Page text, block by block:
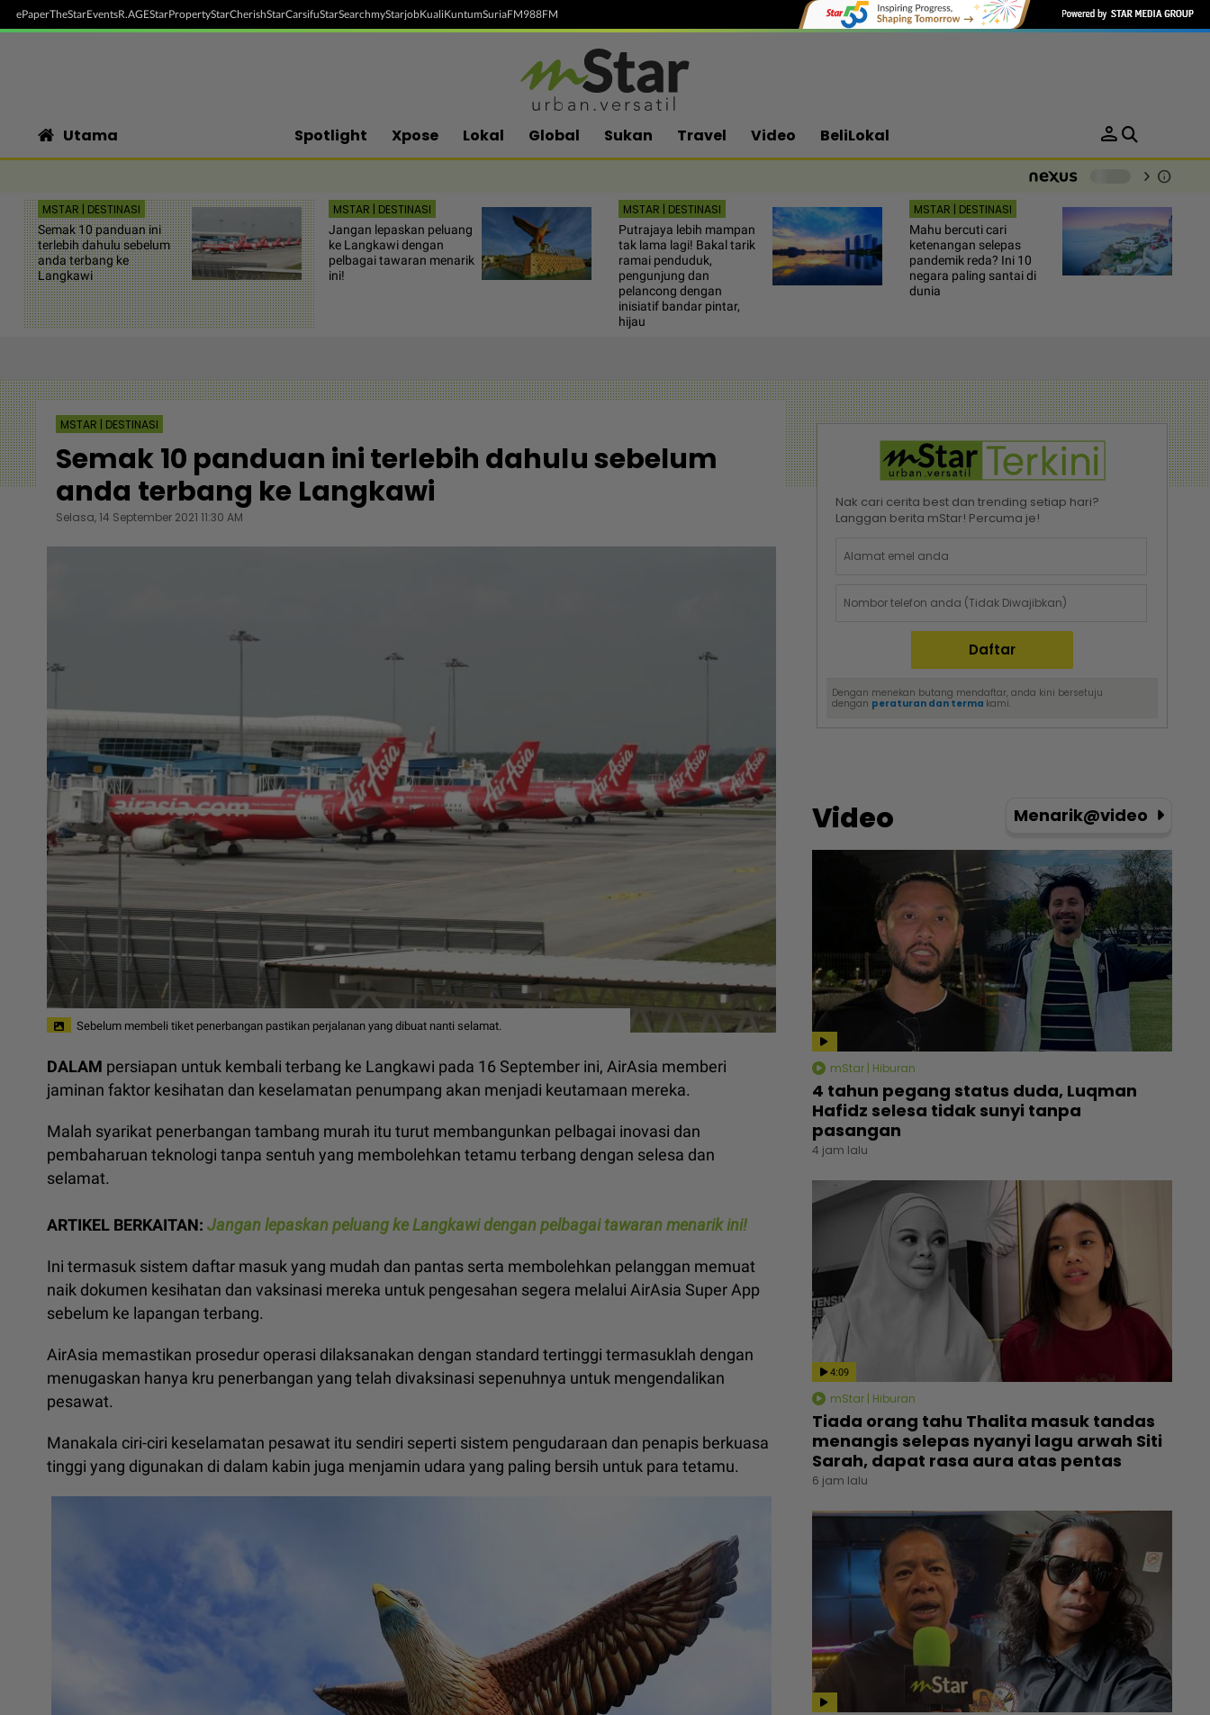
ePaperTheStarEventsR.AGEStarPropertyStarCherishStarCarsifuStarSearchmyStarjobKualiKuntumSuriaFM988FM
Utama Spotlight Xpose Lokal Global Sukan Travel Video BeliLokal person
chevron_right info
MSTAR | DESTINASI
Semak 10 panduan ini
terlebih dahulu sebelum
anda terbang ke
Langkawi
MSTAR | DESTINASI
Jangan lepaskan peluang
ke Langkawi dengan
pelbagai tawaran menarik
ini!
MSTAR | DESTINASI
Putrajaya lebih mampan
tak lama lagi! Bakal tarik
ramai penduduk,
pengunjung dan
pelancong dengan
inisiatif bandar pintar,
hijau
MSTAR | DESTINASI
Mahu bercuti cari
ketenangan selepas
pandemik reda? Ini 10
negara paling santai di
dunia
MSTAR | DESTINASI
Semak 10 panduan ini terlebih dahulu sebelum
anda terbang ke Langkawi
Selasa, 14 September 2021 11:30 AM
Sebelum membeli tiket penerbangan pastikan perjalanan yang dibuat nanti selamat.
DALAM persiapan untuk kembali terbang ke Langkawi pada 16 September ini, AirAsia memberi
jaminan faktor kesihatan dan keselamatan penumpang akan menjadi keutamaan mereka.
Malah syarikat penerbangan tambang murah itu turut membangunkan pelbagai inovasi dan
pembaharuan teknologi tanpa sentuh yang membolehkan tetamu terbang dengan selesa dan
selamat.
ARTIKEL BERKAITAN: Jangan lepaskan peluang ke Langkawi dengan pelbagai tawaran menarik ini!
Ini termasuk sistem daftar masuk yang mudah dan pantas serta membolehkan pelanggan memuat
naik dokumen kesihatan dan vaksinasi mereka untuk pengesahan segera melalui AirAsia Super App
sebelum ke lapangan terbang.
AirAsia memastikan prosedur operasi dilaksanakan dengan standard tertinggi termasuklah dengan
menugaskan hanya kru penerbangan yang telah divaksinasi sepenuhnya untuk mengendalikan
pesawat.
Manakala ciri-ciri keselamatan pesawat itu sendiri seperti sistem pengudaraan dan penapis berkuasa
tinggi yang digunakan di dalam kabin juga menjamin udara yang paling bersih untuk para tetamu.
Nak cari cerita best dan trending setiap hari?
Langgan berita mStar! Percuma je!
Dengan menekan butang mendaftar, anda kini bersetuju
dengan peraturan dan terma kami.
Video Menarik@video
mStar | Hiburan
4 tahun pegang status duda, Luqman
Hafidz selesa tidak sunyi tanpa
pasangan
4 jam lalu
4:09
mStar | Hiburan
Tiada orang tahu Thalita masuk tandas
menangis selepas nyanyi lagu arwah Siti
Sarah, dapat rasa aura atas pentas
6 jam lalu